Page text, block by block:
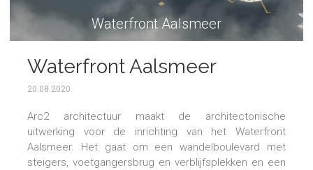
Waterfront Aalsmeer
Waterfront Aalsmeer
20.08.2020
Arc2 architectuur maakt de architectonische
uitwerking voor de inrichting van het Waterfront
Aalsmeer. Het gaat om een wandelboulevard met
steigers, voetgangersbrug en verblijfsplekken en een